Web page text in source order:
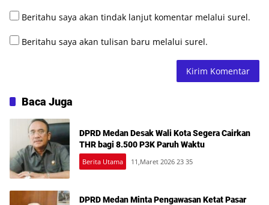
Beritahu saya akan tindak lanjut komentar melalui surel.
Beritahu saya akan tulisan baru melalui surel.
Baca Juga
DPRD Medan Desak Wali Kota Segera Cairkan
THR bagi 8.500 P3K Paruh Waktu
Berita Utama 11,Maret 2026 23 35
DPRD Medan Minta Pengawasan Ketat Pasar